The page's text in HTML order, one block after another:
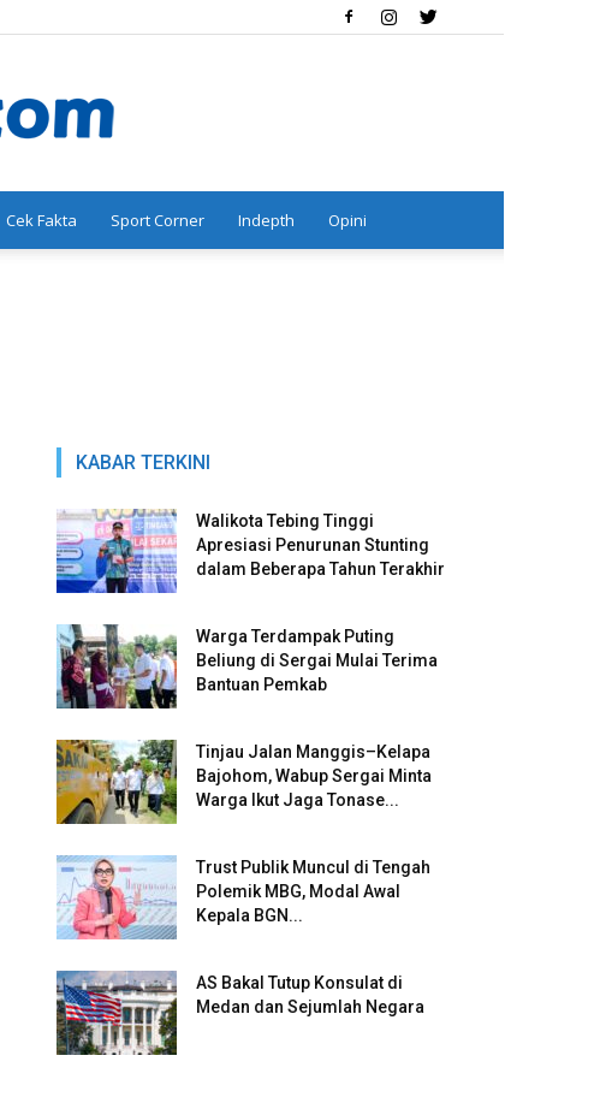
Cek Fakta Sport Corner Indepth Opini
KABAR TERKINI
Walikota Tebing Tinggi
Apresiasi Penurunan Stunting
dalam Beberapa Tahun Terakhir
Warga Terdampak Puting
Beliung di Sergai Mulai Terima
Bantuan Pemkab
Tinjau Jalan Manggis–Kelapa
Bajohom, Wabup Sergai Minta
Warga Ikut Jaga Tonase...
Trust Publik Muncul di Tengah
Polemik MBG, Modal Awal
Kepala BGN...
AS Bakal Tutup Konsulat di
Medan dan Sejumlah Negara